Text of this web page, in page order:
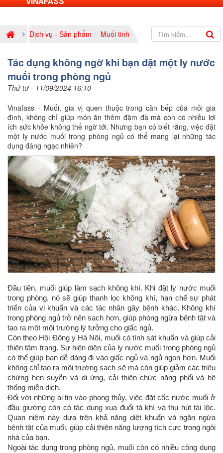
Dịch vụ - Sản phẩm Muối tinh
Tác dụng không ngờ khi bạn đặt một ly nước
muối trong phòng ngủ
Thứ tư - 11/09/2024 16:10
Vinafass - Muối, gia vị quen thuộc trong căn bếp của mỗi gia
đình, không chỉ giúp món ăn thêm đậm đà mà còn có nhiều lợi
ích sức khỏe không thể ngờ tới. Nhưng bạn có biết rằng, việc đặt
một ly nước muối trong phòng ngủ có thể mang lại những tác
dụng đáng ngạc nhiên?
Đầu tiên, muối giúp làm sạch không khí. Khi đặt ly nước muối
trong phòng, nó sẽ giúp thanh lọc không khí, hạn chế sự phát
triển của vi khuẩn và các tác nhân gây bệnh khác. Không khí
trong phòng ngủ trở nên sạch hơn, giúp phòng ngừa bệnh tật và
tạo ra một môi trường lý tưởng cho giấc ngủ.
Còn theo Hội Đông y Hà Nội, muối có tính sát khuẩn và giúp cải
thiện tâm trạng. Sự hiện diện của ly nước muối trong phòng ngủ
có thể giúp bạn dễ dàng đi vào giấc ngủ và ngủ ngon hơn. Muối
không chỉ tạo ra môi trường sạch sẽ mà còn giúp giảm các triệu
chứng hen suyễn và dị ứng, cải thiện chức năng phổi và hệ
thống miễn dịch.
Đối với những ai tin vào phong thủy, việc đặt cốc nước muối ở
đầu giường còn có tác dụng xua đuổi tà khí và thu hút tài lộc.
Quan niệm này dựa trên khả năng diệt khuẩn và ngăn ngừa
bệnh tật của muối, giúp cải thiện năng lượng tích cực trong ngôi
nhà của bạn.
Ngoài tác dụng trong phòng ngủ, muối còn có nhiều công dụng